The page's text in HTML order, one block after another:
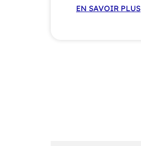
EN SAVOIR PLUS